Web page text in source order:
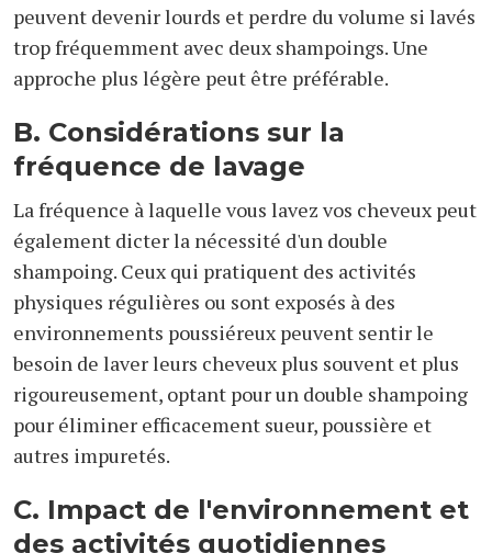
peuvent devenir lourds et perdre du volume si lavés
trop fréquemment avec deux shampoings. Une
approche plus légère peut être préférable.
B. Considérations sur la
fréquence de lavage
La fréquence à laquelle vous lavez vos cheveux peut
également dicter la nécessité d'un double
shampoing. Ceux qui pratiquent des activités
physiques régulières ou sont exposés à des
environnements poussiéreux peuvent sentir le
besoin de laver leurs cheveux plus souvent et plus
rigoureusement, optant pour un double shampoing
pour éliminer efficacement sueur, poussière et
autres impuretés.
C. Impact de l'environnement et
des activités quotidiennes